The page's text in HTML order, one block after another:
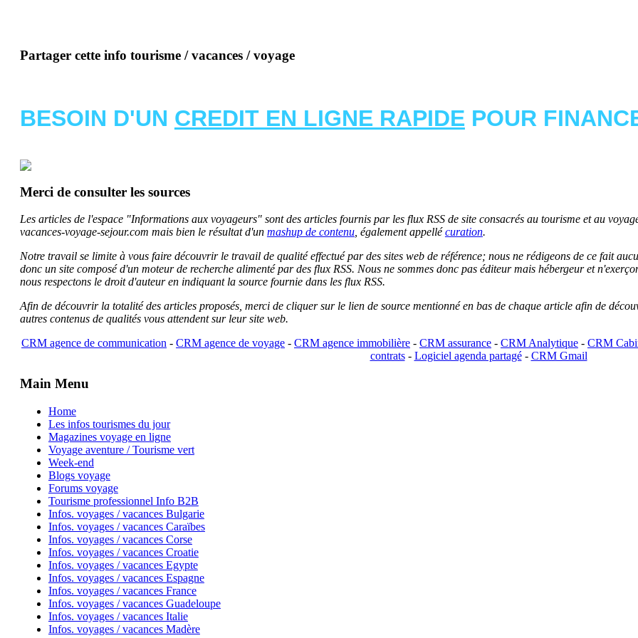
Partager cette info tourisme / vacances / voyage
BESOIN D'UN CREDIT EN LIGNE RAPIDE POUR
Merci de consulter les sources
Les articles de l'espace "Informations aux voyageurs" sont des articles fournis par les flux RSS de site consacrés au tourisme et au
vacances-voyage-sejour.com mais bien le résultat d'un mashup de contenu, également appellécuration.
Notre travail se limite à vous faire découvrir le travail de qualité effectué par des sites web de référence; nous ne rédigeons de ce fait
donc un site composé d'un moteur de recherche alimenté par des flux RSS. Nous ne sommes donc pas éditeur mais hébergeur et
nous respectons le droit d'auteur en indiquant la source fournie dans les flux RSS.
Afin de découvrir la totalité des articles proposés, merci de cliquer sur le lien de source mentionné en bas de chaque article afin de
autres contenus de qualités vous attendent sur leur site web.
CRM agence de communication - CRM agence de voyage - CRM agence immobilière - CRM assurance - CRM Analytique - CRM
contrats- Logiciel agenda partagé- CRM Gmail
Main Menu
Home
Les infos tourismes du jour
Magazines voyage en ligne
Voyage aventure / Tourisme vert
Week-end
Blogs voyage
Forums voyage
Tourisme professionnel Info B2B
Infos. voyages / vacances Bulgarie
Infos. voyages / vacances Caraïbes
Infos. voyages / vacances Corse
Infos. voyages / vacances Croatie
Infos. voyages / vacances Egypte
Infos. voyages / vacances Espagne
Infos. voyages / vacances France
Infos. voyages / vacances Guadeloupe
Infos. voyages / vacances Italie
Infos. voyages / vacances Madère